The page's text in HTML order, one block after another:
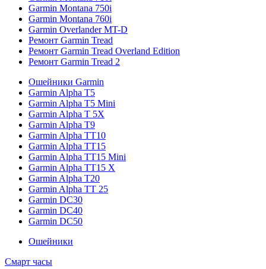
Garmin Montana 750i
Garmin Montana 760i
Garmin Overlander MT-D
Ремонт Garmin Tread
Ремонт Garmin Tread Overland Edition
Ремонт Garmin Tread 2
Ошейники Garmin
Garmin Alpha T5
Garmin Alpha T5 Mini
Garmin Alpha T 5X
Garmin Alpha T9
Garmin Alpha TT10
Garmin Alpha TT15
Garmin Alpha TT15 Mini
Garmin Alpha TT15 X
Garmin Alpha T20
Garmin Alpha TT 25
Garmin DC30
Garmin DC40
Garmin DC50
Ошейники
Смарт часы